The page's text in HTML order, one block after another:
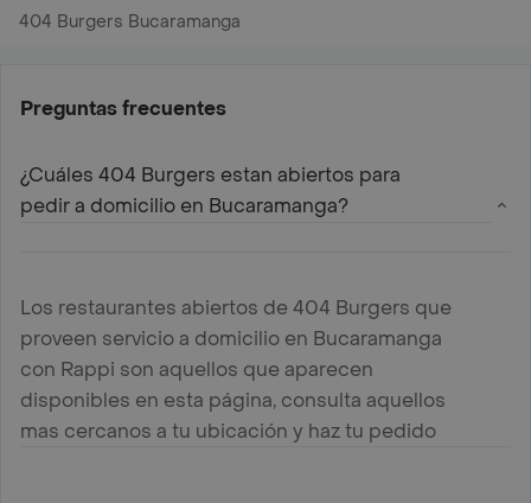
404 Burgers Bucaramanga
Preguntas frecuentes
¿Cuáles 404 Burgers estan abiertos para
pedir a domicilio en Bucaramanga?
Los restaurantes abiertos de 404 Burgers que
proveen servicio a domicilio en Bucaramanga
con Rappi son aquellos que aparecen
disponibles en esta página, consulta aquellos
mas cercanos a tu ubicación y haz tu pedido